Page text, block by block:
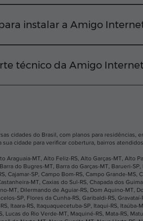
nosso site ou chamar nossa equipe
instalar a Amigo
na sua residência em até 2 dias
técnico da Amigo
cidades do Brasil, com planos para residências,
cidade para verificar cobertura, bairros
Araguaia-MT, Alto Feliz-RS, Alto Garças-MT, Alto
Barra do Bugres-MT, Barra do Garças-MT, Barueri-SP,
, Cajamar-SP, Campo Bom-RS, Campo Grande-MS,
MT, Caxias do Sul-RS, Chapada dos
MT, Dilermando de Aguiar-RS, Dom Aquino-MT,
SP, Flores da Cunha-RS, Garibaldi-RS, Gravataí-
, Itaara-RS, Itaquaquecetuba-SP, Itaqui-RS, Itaúba-
, Lucas do Rio Verde-MT, Maquiné-RS, Mata-RS,